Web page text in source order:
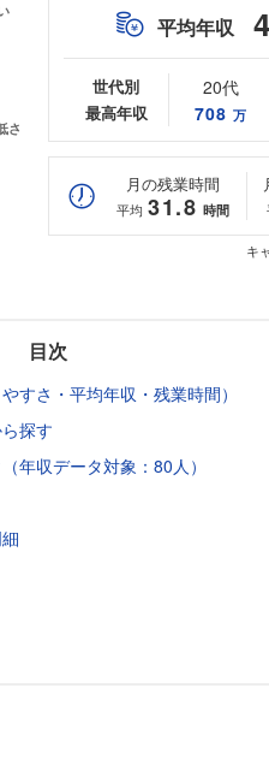
平均年収
世代別
最高年収
20代
708 万
月の残業時間
平均 31.8 時間
キ
目次
すさ・平均年収・残業時間）
探す
年収データ対象：80人）